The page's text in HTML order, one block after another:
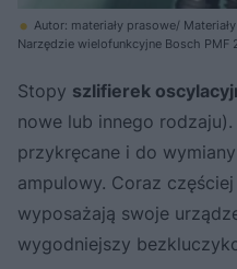
Autor: materiały prasowe/
Narzędzie wielofunkcyjne Bosch PMF
Stopy szlifierek
nowe lub innego
przykręcane i do
ampulowy. Coraz
wyposażają swoje
wygodniejszy